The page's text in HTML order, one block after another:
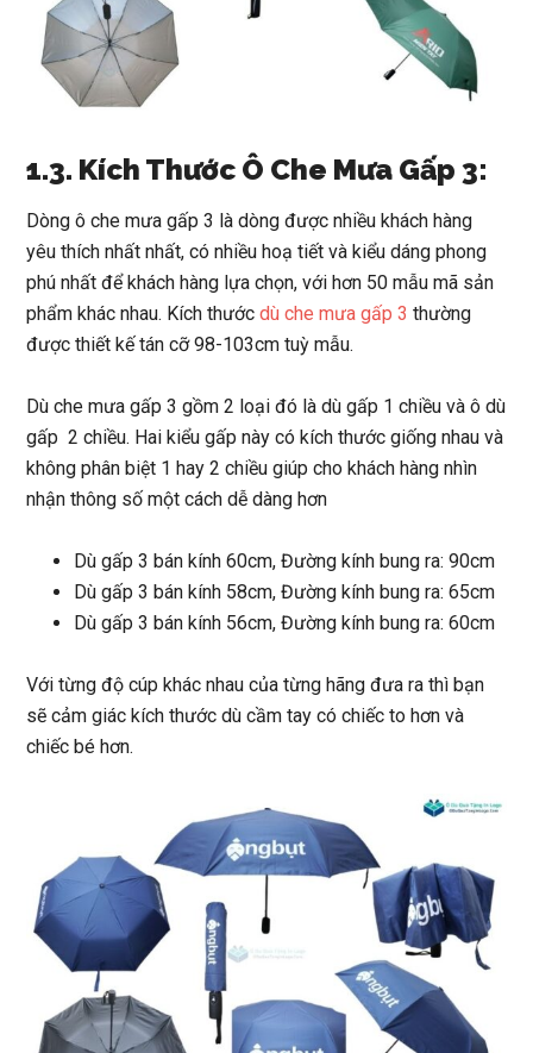
1.3. Kích Thước Ô Che Mưa Gấp 3:
Dòng ô che mưa gấp 3 là dòng được nhiều khách hàng
yêu thích nhất nhất, có nhiều hoạ tiết và kiểu dáng phong
phú nhất để khách hàng lựa chọn, với hơn 50 mẫu mã sản
phẩm khác nhau. Kích thướcdù che mưa gấp 3 thường
được thiết kế tán cỡ 98-103cm tuỳ mẫu.
Dù che mưa gấp 3 gồm 2 loại đó là dù gấp 1 chiều và ô dù
gấp 2 chiều. Hai kiểu gấp này có kích thước giống nhau và
không phân biệt 1 hay 2 chiều giúp cho khách hàng nhìn
nhận thông số một cách dễ dàng hơn
Dù gấp 3 bán kính 60cm, Đường kính bung ra: 90cm
Dù gấp 3 bán kính 58cm, Đường kính bung ra: 65cm
Dù gấp 3 bán kính 56cm, Đường kính bung ra: 60cm
Với từng độ cúp khác nhau của từng hãng đưa ra thì bạn
sẽ cảm giác kích thước dù cầm tay có chiếc to hơn và
chiếc bé hơn.